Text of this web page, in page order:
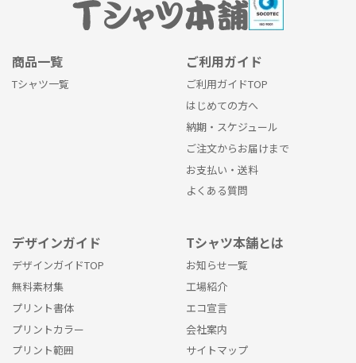
商品一覧
Tシャツ一覧
ご利用ガイド
ご利用ガイドTOP
はじめての方へ
納期・スケジュール
ご注文からお届けまで
お支払い・送料
よくある質問
デザインガイド
デザインガイドTOP
無料素材集
プリント書体
プリントカラー
プリント範囲
Tシャツ本舗とは
お知らせ一覧
工場紹介
エコ宣言
会社案内
サイトマップ